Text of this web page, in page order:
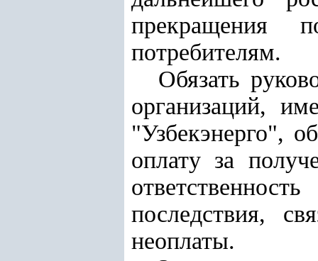
прекращения
потребителям.
Обязать
организаций,
"Узбекэнерго",
оплату за
последствия,
неоплаты.